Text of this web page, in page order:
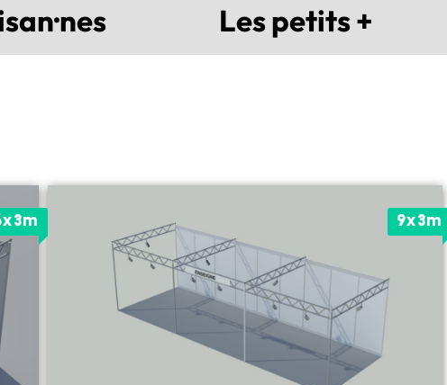
Les petits +
9x3m